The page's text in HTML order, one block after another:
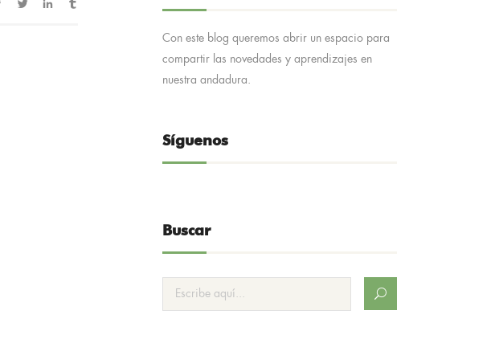
Con este blog queremos abrir un espacio para
compartir las novedades y aprendizajes en
nuestra andadura.
Síguenos
Buscar